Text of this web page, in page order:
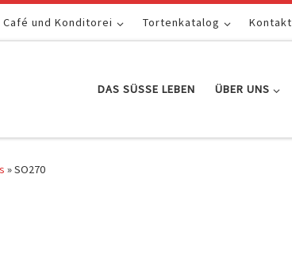
Café und Konditorei Tortenkatalog Kontakt
DAS SÜSSE LEBEN ÜBER UNS
»SO270